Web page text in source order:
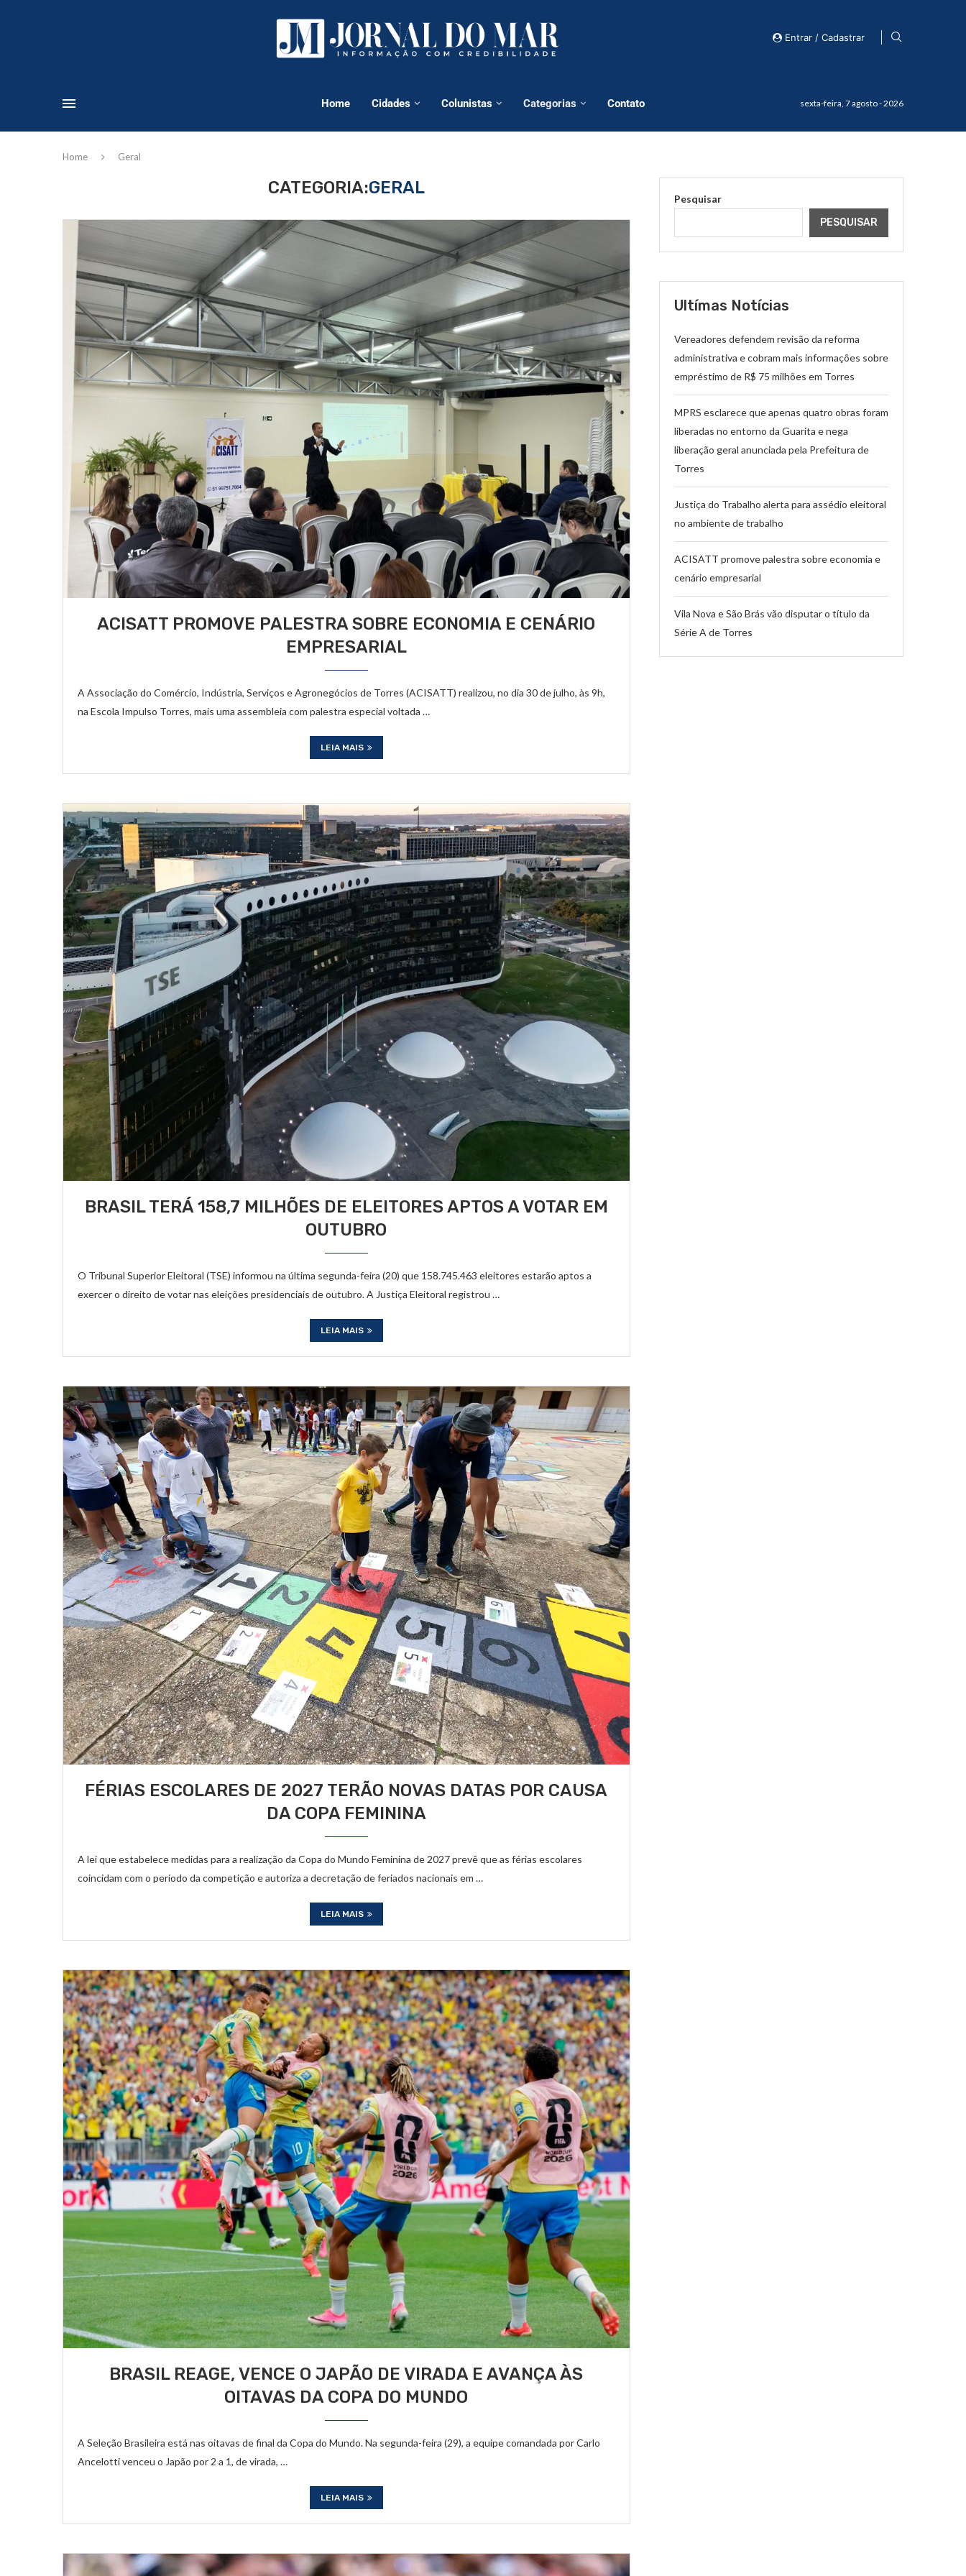
Entrar / Cadastrar
Home Cidades Colunistas Categorias Contato sexta-feira, 7 agosto - 2026
Home Geral
CATEGORIA:GERAL
ACISATT PROMOVE PALESTRA SOBRE ECONOMIA E CENÁRIO
EMPRESARIAL
A Associação do Comércio, Indústria, Serviços e Agronegócios de Torres (ACISATT) realizou, no dia 30 de julho, às 9h,
na Escola Impulso Torres, mais uma assembleia com palestra especial voltada …
LEIA MAIS
BRASIL TERÁ 158,7 MILHÕES DE ELEITORES APTOS A VOTAR EM
OUTUBRO
O Tribunal Superior Eleitoral (TSE) informou na última segunda-feira (20) que 158.745.463 eleitores estarão aptos a
exercer o direito de votar nas eleições presidenciais de outubro. A Justiça Eleitoral registrou …
LEIA MAIS
FÉRIAS ESCOLARES DE 2027 TERÃO NOVAS DATAS POR CAUSA
DA COPA FEMININA
A lei que estabelece medidas para a realização da Copa do Mundo Feminina de 2027 prevê que as férias escolares
coincidam com o período da competição e autoriza a decretação de feriados nacionais em …
LEIA MAIS
BRASIL REAGE, VENCE O JAPÃO DE VIRADA E AVANÇA ÀS
OITAVAS DA COPA DO MUNDO
A Seleção Brasileira está nas oitavas de final da Copa do Mundo. Na segunda-feira (29), a equipe comandada por Carlo
Ancelotti venceu o Japão por 2 a 1, de virada, …
LEIA MAIS
Pesquisar
PESQUISAR
Ultímas Notícias
Vereadores defendem revisão da reforma
administrativa e cobram mais informações sobre
empréstimo de R$ 75 milhões em Torres
MPRS esclarece que apenas quatro obras foram
liberadas no entorno da Guarita e nega
liberação geral anunciada pela Prefeitura de
Torres
Justiça do Trabalho alerta para assédio eleitoral
no ambiente de trabalho
ACISATT promove palestra sobre economia e
cenário empresarial
Vila Nova e São Brás vão disputar o título da
Série A de Torres